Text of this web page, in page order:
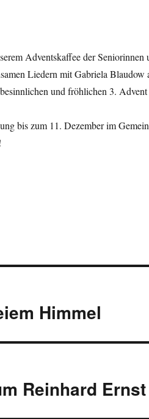
Adventskaffee der Seniorinnen
Liedern mit Gabriela Blaudow
und fröhlichen 3. Advent
bis zum 11. Dezember im
Himmel
Reinhard Ernst